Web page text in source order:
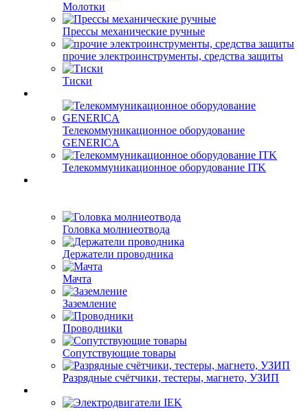
Молотки
Прессы механические ручные
прочие электроинструменты, средства защиты
Тиски
Телекоммуникационное оборудование
GENERICA
Телекоммуникационное оборудование ITK
Головка молниеотвода
Держатели проводника
Мачта
Заземление
Проводники
Сопутствующие товары
Разрядные счётчики, тестеры, магнето, УЗИП